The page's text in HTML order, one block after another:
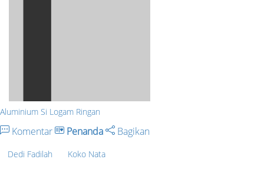
Aluminium Si Logam Ringan
Komentar Penanda Bagikan
Dedi Fadilah Koko Nata